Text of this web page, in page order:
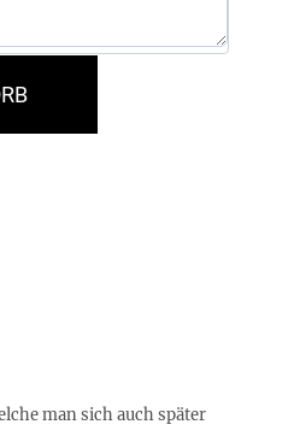
man sich auch später